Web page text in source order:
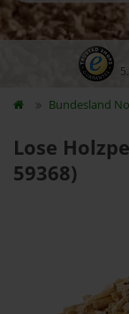
Bundesland
Lose
59368)